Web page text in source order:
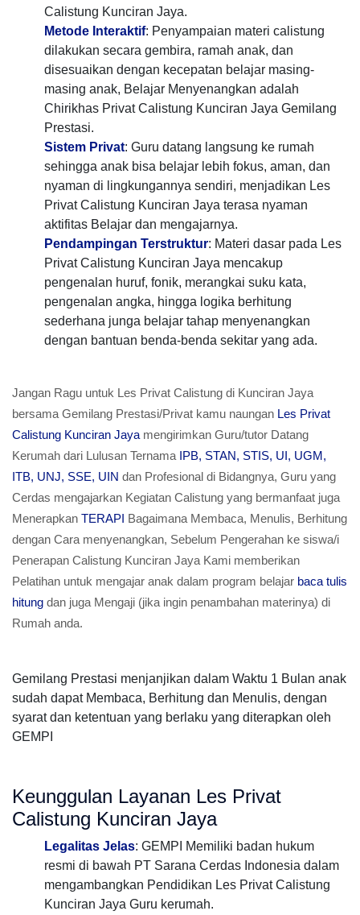
Calistung Kunciran Jaya.
Metode Interaktif: Penyampaian materi calistung
dilakukan secara gembira, ramah anak, dan
disesuaikan dengan kecepatan belajar masing-
masing anak, Belajar Menyenangkan adalah
Chirikhas Privat Calistung Kunciran Jaya Gemilang
Prestasi.
Sistem Privat: Guru datang langsung ke rumah
sehingga anak bisa belajar lebih fokus, aman, dan
nyaman di lingkungannya sendiri, menjadikan Les
Privat Calistung Kunciran Jaya terasa nyaman
aktifitas Belajar dan mengajarnya.
Pendampingan Terstruktur: Materi dasar pada Les
Privat Calistung Kunciran Jaya mencakup
pengenalan huruf, fonik, merangkai suku kata,
pengenalan angka, hingga logika berhitung
sederhana junga belajar tahap menyenangkan
dengan bantuan benda-benda sekitar yang ada.
Jangan Ragu untuk Les Privat Calistung di Kunciran Jaya
bersama Gemilang Prestasi/Privat kamu naungan Les Privat
Calistung Kunciran Jaya mengirimkan Guru/tutor Datang
Kerumah dari Lulusan Ternama IPB, STAN, STIS, UI, UGM,
ITB, UNJ, SSE, UIN dan Profesional di Bidangnya, Guru yang
Cerdas mengajarkan Kegiatan Calistung yang bermanfaat juga
Menerapkan TERAPI Bagaimana Membaca, Menulis, Berhitung
dengan Cara menyenangkan, Sebelum Pengerahan ke siswa/i
Penerapan Calistung Kunciran Jaya Kami memberikan
Pelatihan untuk mengajar anak dalam program belajar baca tulis
hitung dan juga Mengaji (jika ingin penambahan materinya) di
Rumah anda.
Gemilang Prestasi menjanjikan dalam Waktu 1 Bulan anak
sudah dapat Membaca, Berhitung dan Menulis, dengan
syarat dan ketentuan yang berlaku yang diterapkan oleh
GEMPI
Keunggulan Layanan Les Privat
Calistung Kunciran Jaya
Legalitas Jelas: GEMPI Memiliki badan hukum
resmi di bawah PT Sarana Cerdas Indonesia dalam
mengambangkan Pendidikan Les Privat Calistung
Kunciran Jaya Guru kerumah.